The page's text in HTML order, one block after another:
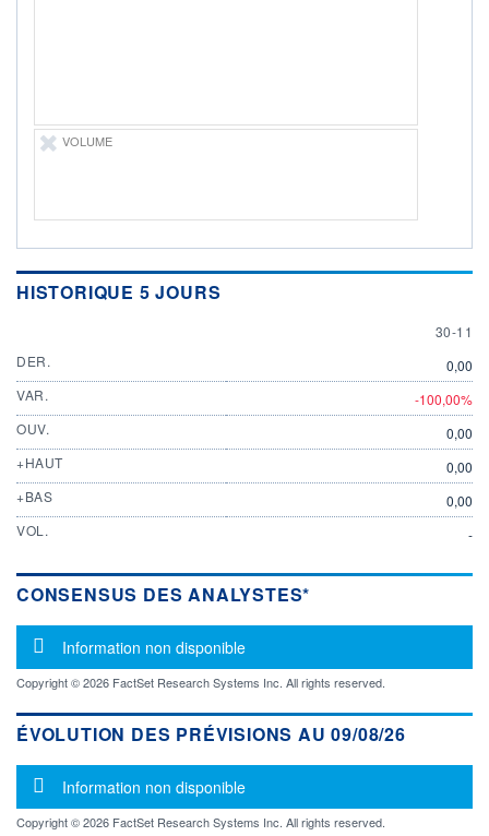
ÉLIGIBILITÉ
VOLUME
HISTORIQUE 5 JOURS
30
30-11
DER.
0,00
VAR.
-100,00%
OUV.
0,00
+HAUT
0,00
+BAS
0,00
VOL.
-
CONSENSUS DES ANALYSTES*
Message d'information
Information non disponible
Copyright © 2026 FactSet Research Systems Inc. All rights reserved.
ÉVOLUTION DES PRÉVISIONS AU 09/08/26
Message d'information
Information non disponible
Copyright © 2026 FactSet Research Systems Inc. All rights reserved.